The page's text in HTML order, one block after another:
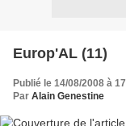
Europ'AL (11)
Publié le 14/08/2008 à
Par Alain Genestine